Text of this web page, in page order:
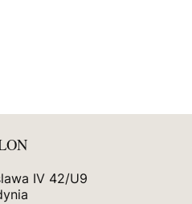
IV 42/U9